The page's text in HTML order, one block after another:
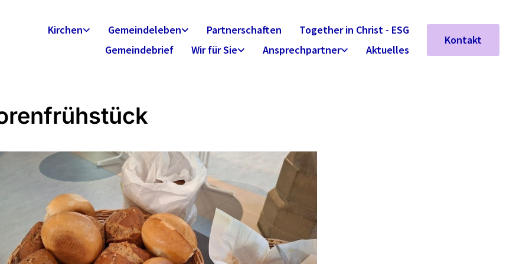
Kirchen Gemeindeleben Partnerschaften
Together in Christ - ESG
Gemeindebrief
Wir für Sie Ansprechpartner Aktuelles
Kontakt